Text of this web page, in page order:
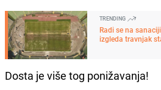
TRENDING
Radi se na
izgleda travnjak
Dosta je više tog ponižavanja!